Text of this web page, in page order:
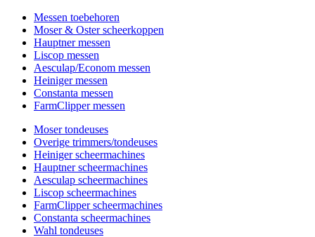
Messen toebehoren
Moser & Oster scheerkoppen
Hauptner messen
Liscop messen
Aesculap/Econom messen
Heiniger messen
Constanta messen
FarmClipper messen
Moser tondeuses
Overige trimmers/tondeuses
Heiniger scheermachines
Hauptner scheermachines
Aesculap scheermachines
Liscop scheermachines
FarmClipper scheermachines
Constanta scheermachines
Wahl tondeuses